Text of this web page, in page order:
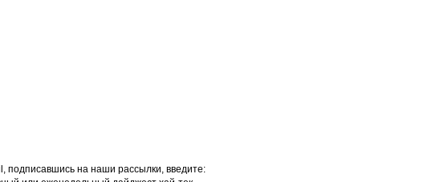
подписавшись на наши рассылки, введите: